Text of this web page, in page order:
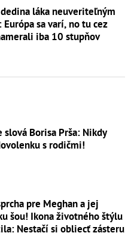
dedina láka neuveriteľným
Európa sa varí, no tu cez
iba 10 stupňov
slová Borisa Prša: Nikdy
s rodičmi!
pre Meghan a jej
šou! Ikona životného štýlu
Nestačí si obliecť zásteru